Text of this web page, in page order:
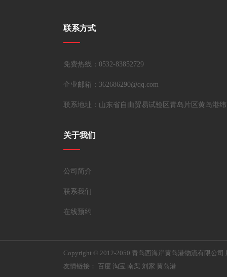
联系方式
免费热线：0532-83852729
企业邮箱：362686290@qq.com
联系地址：山东省自由贸易试验区青岛片区黄岛港
关于我们
公司简介
联系我们
在线预约
Copyright © 2012-2050 青岛西海岸黄岛港物流有限公
友情链接： 百度 淘宝 南渠 刘家 黄岛港